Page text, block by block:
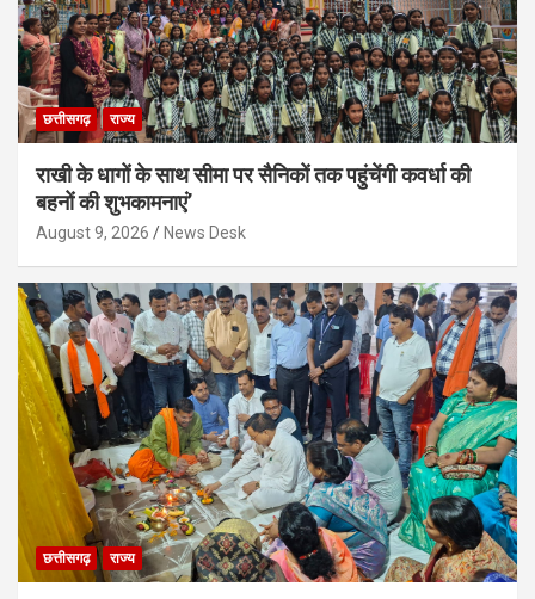
छत्तीसगढ़ राज्य
राखी के धागों के साथ सीमा पर सैनिकों तक पहुंचेंगी कवर्धा की
बहनों की शुभकामनाएं’
August 9, 2026 News Desk
छत्तीसगढ़ राज्य